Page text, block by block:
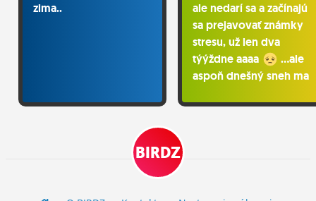
zima..
ale nedarí sa a začínajú
sa prejavovať známky
stresu, už len dva
týýždne aaaa
...ale
aspoň dnešný sneh ma
BIRDZ